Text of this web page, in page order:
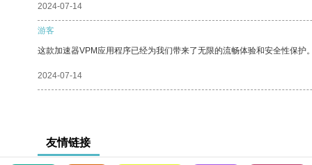
2024-07-14
游客
这款加速器VPM应用程序已经为我们带来了无限的流畅体验和安全性保护
2024-07-14
友情链接